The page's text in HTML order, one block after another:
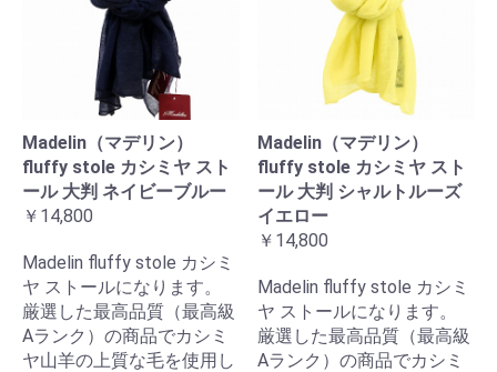
Madelin（マデリン）
fluffy stole カシミヤ スト
ール 大判 ネイビーブルー
￥14,800
Madelin fluffy stole カシミ
ヤ ストールになります。
厳選した最高品質（最高級
Aランク）の商品でカシミ
ヤ山羊の上質な毛を使用し
Madelin（マデリン）
fluffy stole カシミヤ スト
ール 大判 シャルトルーズ
イエロー
￥14,800
Madelin fluffy stole カシミ
ヤ ストールになります。
厳選した最高品質（最高級
Aランク）の商品でカシミ